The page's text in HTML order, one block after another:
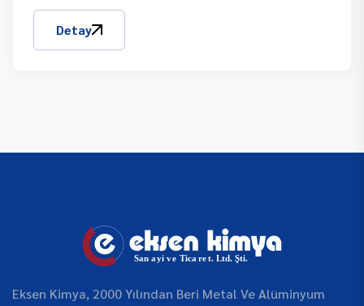
Detay
Eksen Kimya, 2000 Yılından Beri Metal Ve Alüminyum